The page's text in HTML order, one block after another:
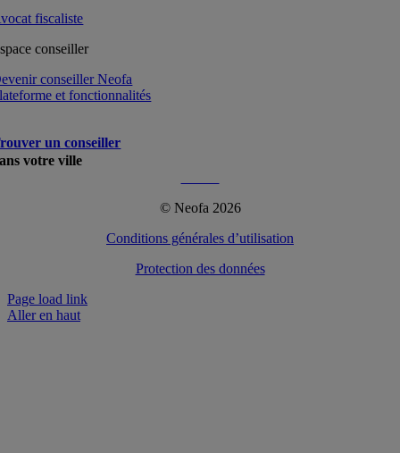
fiscaliste
conseiller
conseiller Neofa
et fonctionnalités
un conseiller
votre ville
© Neofa 2026
Conditions générales d’utilisation
Protection des données
Page load link
Aller en haut